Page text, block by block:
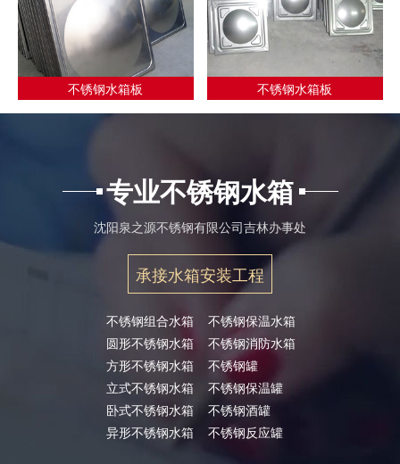
不锈钢水箱板 不锈钢水箱板
专业不锈钢水箱
沈阳泉之源不锈钢有限公司吉林办事处
承接水箱安装工程
不锈钢组合水箱
圆形不锈钢水箱
方形不锈钢水箱
立式不锈钢水箱
卧式不锈钢水箱
异形不锈钢水箱
不锈钢保温水箱
不锈钢消防水箱
不锈钢罐
不锈钢保温罐
不锈钢酒罐
不锈钢反应罐